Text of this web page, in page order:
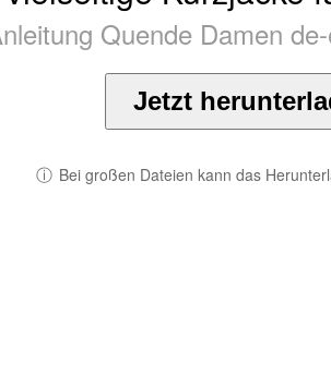
Quende Damen
Jetzt
ⓘ Bei großen Dateien kann das